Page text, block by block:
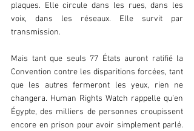
plaques. Elle circule dans les rues, dans les
voix, dans les réseaux. Elle survit par
transmission.
Mais tant que seuls 77 États auront ratifié la
Convention contre les disparitions forcées, tant
que les autres fermeront les yeux, rien ne
changera. Human Rights Watch rappelle qu’en
Égypte, des milliers de personnes croupissent
encore en prison pour avoir simplement parlé.